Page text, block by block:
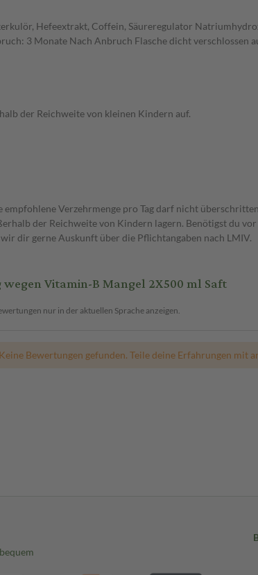
Hefeextrakt, Coffein, Säureregulator
3 Monate Nach Anbruch Flasche dicht verschlossen
der Reichweite von kleinen Kindern auf.
Verzehrmenge pro Tag darf nicht
der Reichweite von Kindern lagern. Benötigst du
dir gerne Auskunft über die Pflichtangaben nach LMIV.
Vitamin-B Mangel 2X500 ml Saft
nur in der aktuellen Sprache anzeigen.
Keine Bewertungen gefunden. Teile deine Erfahrungen mit